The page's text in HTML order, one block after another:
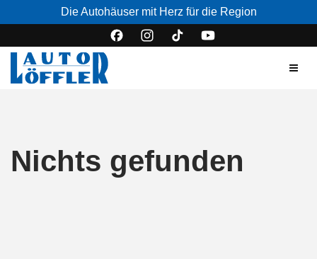
Die Autohäuser mit Herz für die Region
Nichts gefunden